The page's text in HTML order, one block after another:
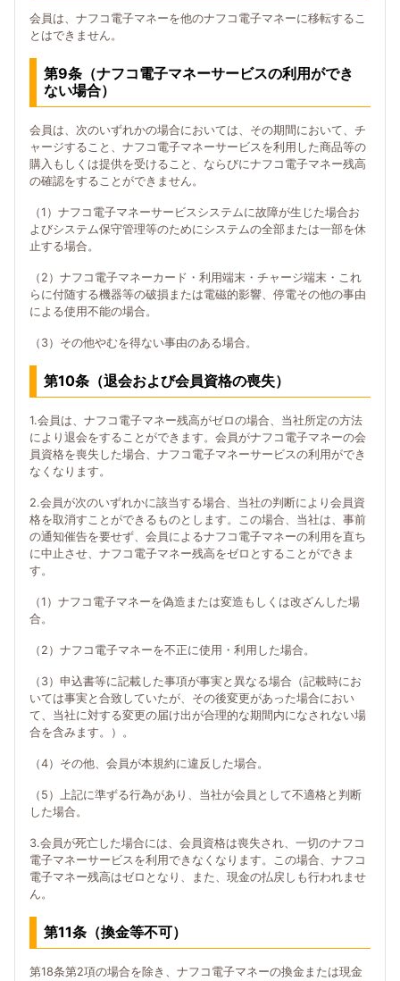
会員は、ナフコ電子マネーを他のナフコ電子マネーに移転するこ
とはできません。
第9条（ナフコ電子マネーサービスの利用ができ
ない場合）
会員は、次のいずれかの場合においては、その期間において、チ
ャージすること、ナフコ電子マネーサービスを利用した商品等の
購入もしくは提供を受けること、ならびにナフコ電子マネー残高
の確認をすることができません。
（1）ナフコ電子マネーサービスシステムに故障が生じた場合お
よびシステム保守管理等のためにシステムの全部または一部を休
止する場合。
（2）ナフコ電子マネーカード・利用端末・チャージ端末・これ
らに付随する機器等の破損または電磁的影響、停電その他の事由
による使用不能の場合。
（3）その他やむを得ない事由のある場合。
第10条（退会および会員資格の喪失）
1.会員は、ナフコ電子マネー残高がゼロの場合、当社所定の方法
により退会をすることができます。会員がナフコ電子マネーの会
員資格を喪失した場合、ナフコ電子マネーサービスの利用ができ
なくなります。
2.会員が次のいずれかに該当する場合、当社の判断により会員資
格を取消すことができるものとします。この場合、当社は、事前
の通知催告を要せず、会員によるナフコ電子マネーの利用を直ち
に中止させ、ナフコ電子マネー残高をゼロとすることができま
す。
（1）ナフコ電子マネーを偽造または変造もしくは改ざんした場
合。
（2）ナフコ電子マネーを不正に使用・利用した場合。
（3）申込書等に記載した事項が事実と異なる場合（記載時にお
いては事実と合致していたが、その後変更があった場合におい
て、当社に対する変更の届け出が合理的な期間内になされない場
合を含みます。）。
（4）その他、会員が本規約に違反した場合。
（5）上記に準ずる行為があり、当社が会員として不適格と判断
した場合。
3.会員が死亡した場合には、会員資格は喪失され、一切のナフコ
電子マネーサービスを利用できなくなります。この場合、ナフコ
電子マネー残高はゼロとなり、また、現金の払戻しも行われませ
ん。
第11条（換金等不可）
第18条第2項の場合を除き、ナフコ電子マネーの換金または現金